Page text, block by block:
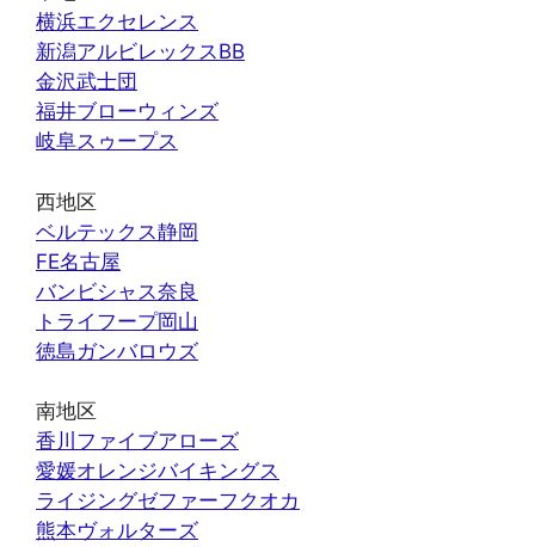
横浜エクセレンス
新潟アルビレックスBB
金沢武士団
福井ブローウィンズ
岐阜スゥープス
西地区
ベルテックス静岡
FE名古屋
バンビシャス奈良
トライフープ岡山
徳島ガンバロウズ
南地区
香川ファイブアローズ
愛媛オレンジバイキングス
ライジングゼファーフクオカ
熊本ヴォルターズ